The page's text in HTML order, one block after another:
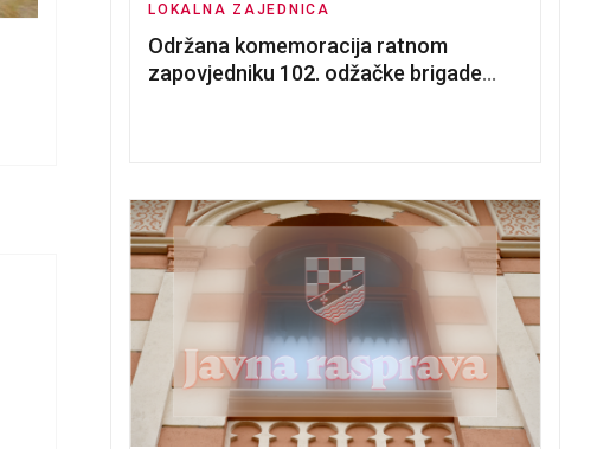
LOKALNA ZAJEDNICA
Održana komemoracija ratnom
zapovjedniku 102. odžačke brigade